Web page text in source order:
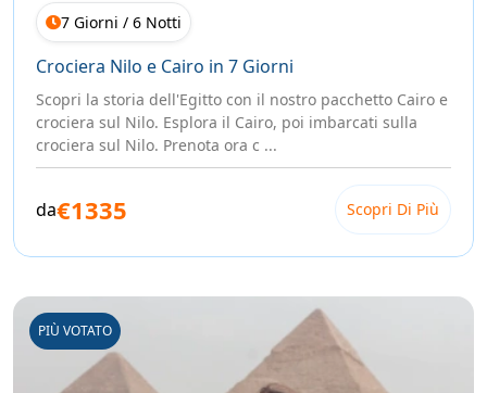
cosa sogni per questo viaggio e aiutarti a costruirlo insieme
passo dopo passo, senza fretta.
Il viaggio dei tuoi sogni inizia con una semplice
richiesta.
7 Giorni / 6 Notti
Crociera Nilo e Cairo in 7 Giorni
Scopri la storia dell'Egitto con il nostro pacchetto Cairo e
crociera sul Nilo. Esplora il Cairo, poi imbarcati sulla
crociera sul Nilo. Prenota ora c ...
da€1335 Scopri Di Più
PIÙ VOTATO